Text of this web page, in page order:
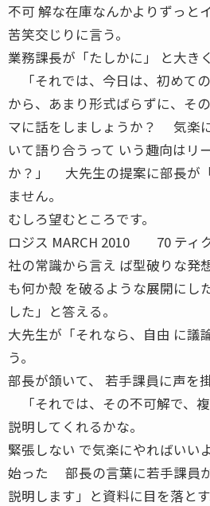
不可 解な在庫なんかよりずっと
苦笑交じりに言う。
業務課長が「たしかに」 と大き
「それでは、今日は、初めて
から、あまり形式ばらずに、そ
マに話をしましょうか？ 気楽
いて語り合うって いう趣向はリ
か？」 大先生の提案に部長が
ません。
むしろ望むところです。
ロジス MARCH 2010 70 ティ
社の常識から言え ば型破りな発
も何か殻 を破るような展開にし
した」と答える。
大先生が「それなら、自由 に議
う。
部長が頷いて、 若手課員に声を
「それでは、その不可解で、
説明してくれるかな。
緊張しない で気楽にやればい
始った 部長の言葉に若手課員
説明します」と資料に目を落とす